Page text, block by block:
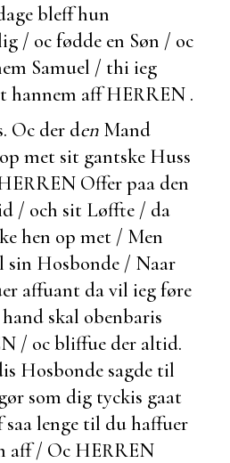
bleff hun
/ oc fødde en Søn / oc
Samuel / thi ieg
hannem aff HERREN .
Oc der den Mand
met sit gantske Huss
Offer paa den
/ och sit Løffte / da
hen op met / Men
sin Hosbonde / Naar
affuant da vil ieg føre
skal obenbaris
/ oc bliffue der altid.
Hosbonde sagde til
som dig tyckis gaat
lenge til du haffuer
aff / Oc HERREN